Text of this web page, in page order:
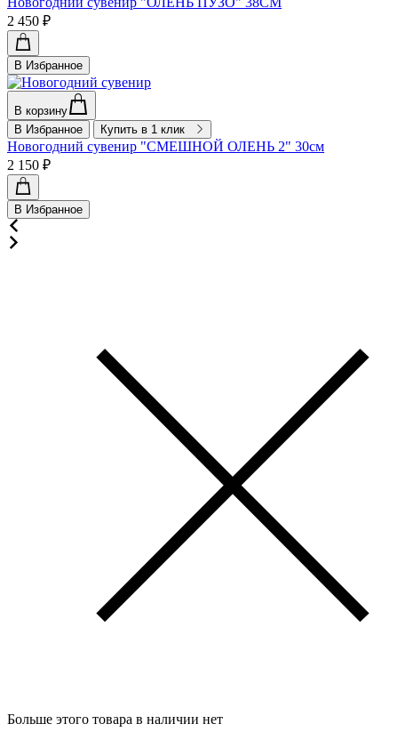
2 450 ₽
В Избранное
В корзину
В Избранное
Купить в 1 клик
Новогодний сувенир "СМЕШНОЙ ОЛЕНЬ 2" 30см
2 150 ₽
В Избранное
Больше этого товара в наличии нет